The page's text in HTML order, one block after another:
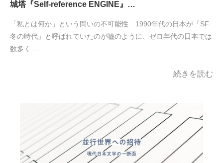
城塔『Self-reference ENGINE』…
「私とは何か」という問いの不可能性 1990年代の日本が「SF
冬の時代」と呼ばれていたのが嘘のように、ゼロ年代の日本では
数多く…
続きを読む